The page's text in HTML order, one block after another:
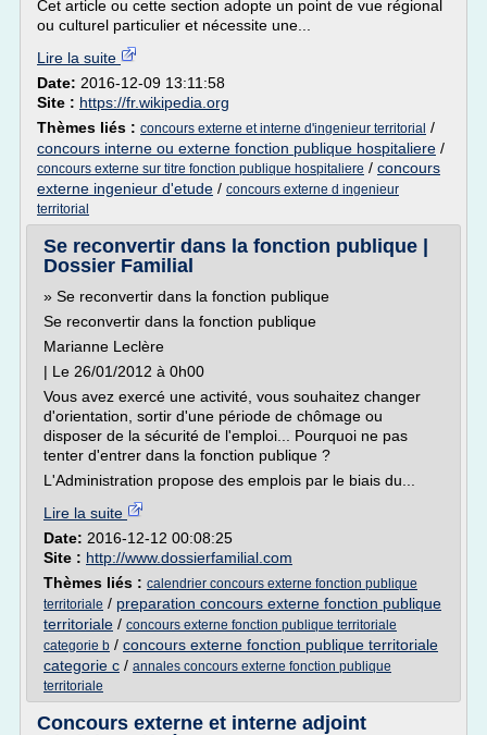
Cet article ou cette section adopte un point de vue régional
ou culturel particulier et nécessite une...
Lire la suite
Date: 2016-12-09 13:11:58
Site : https://fr.wikipedia.org
Thèmes liés : concours externe et interne d'ingenieur territorial /
concours interne ou externe fonction publique hospitaliere /
concours externe sur titre fonction publique hospitaliere / concours
externe ingenieur d'etude / concours externe d ingenieur
territorial
Se reconvertir dans la fonction publique |
Dossier Familial
» Se reconvertir dans la fonction publique
Se reconvertir dans la fonction publique
Marianne Leclère
| Le 26/01/2012 à 0h00
Vous avez exercé une activité, vous souhaitez changer
d'orientation, sortir d'une période de chômage ou
disposer de la sécurité de l'emploi... Pourquoi ne pas
tenter d'entrer dans la fonction publique ?
L'Administration propose des emplois par le biais du...
Lire la suite
Date: 2016-12-12 00:08:25
Site : http://www.dossierfamilial.com
Thèmes liés : calendrier concours externe fonction publique
territoriale / preparation concours externe fonction publique
territoriale / concours externe fonction publique territoriale
categorie b / concours externe fonction publique territoriale
categorie c / annales concours externe fonction publique
territoriale
Concours externe et interne adjoint